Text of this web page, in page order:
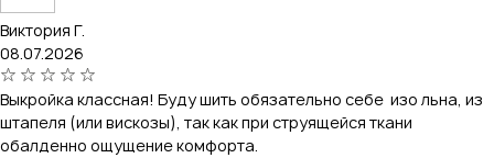
Виктория Г.
08.07.2026
Выкройка классная! Буду шить обязательно себе изо льна, из
штапеля (или вискозы), так как при струящейся ткани
обалденно ощущение комфорта.